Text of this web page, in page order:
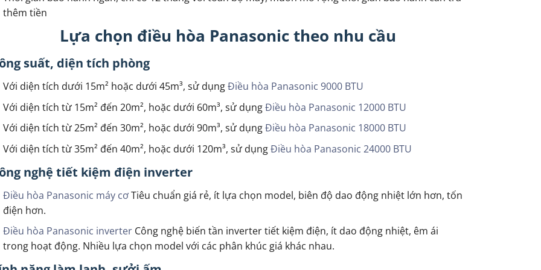
thêm tiền
Lựa chọn điều hòa Panasonic theo nhu cầu
suất, diện tích phòng
Với diện tích dưới 15m² hoặc dưới 45m³, sử dụngĐiều hòa Panasonic 9000 BTU
Với diện tích từ 15m² đến 20m², hoặc dưới 60m³, sử dụngĐiều hòa Panasonic 12000 BTU
Với diện tích từ 25m² đến 30m², hoặc dưới 90m³, sử dụngĐiều hòa Panasonic 18000 BTU
Với diện tích từ 35m² đến 40m², hoặc dưới 120m³, sử dụngĐiều hòa Panasonic 24000 BTU
nghệ tiết kiệm điện inverter
Điều hòa Panasonic máy cơTiêu chuẩn giá rẻ, ít lựa chọn model, biên độ dao động nhiệt lớn hơn, tốn
điện hơn.
Điều hòa Panasonic inverter Công nghệ biến tần inverter tiết kiệm điện, ít dao động nhiệt, êm ái
trong hoạt động. Nhiều lựa chọn model với các phân khúc giá khác nhau.